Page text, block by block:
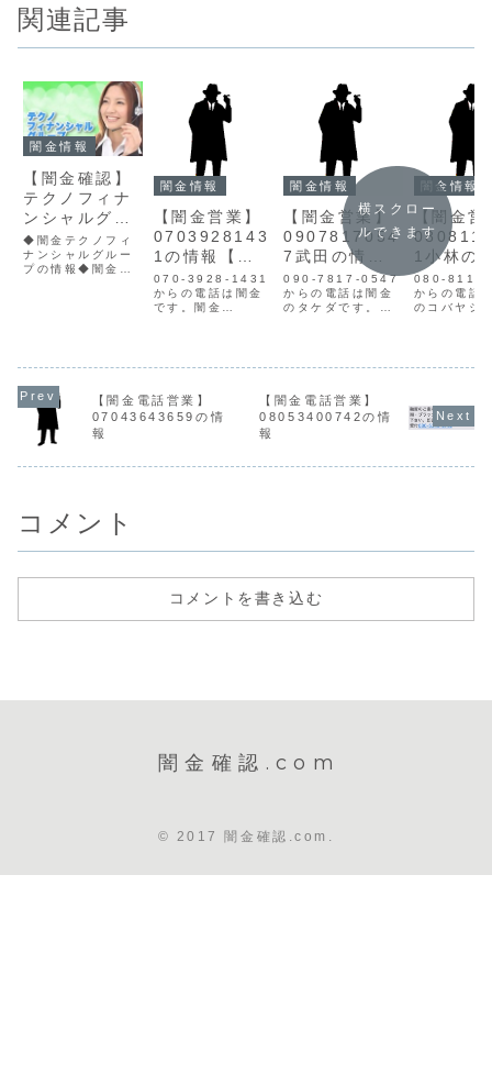
関連記事
闇金情報
【闇金確認】
テクノフィナ
ンシャルグル
ープの情報
◆闇金テクノフィ
ナンシャルグルー
プの情報◆闇金名
チェックすると、
が確認できません
でした。企業情報
も連絡先も無く、
申込フォームだ
闇金情報
【闇金営業】
0703928143
1の情報【迷
惑電話】
070-3928-1431
からの電話は闇金
です。闇金
登録もなく、信用
情報がありませ
ん。最初は丁寧な
対応でも、都合が
な言葉遣いにな
闇金情報
【闇金営業】
0907817054
7武田の情報
【迷惑電話】
090-7817-0547
からの電話は闇金
のタケダです。闇
で元本の倍の利息
を要求してくるヤ
ミ金で、貸金業登
取り立て時は攻撃
闇金情報
【闇金営
1小林の
【迷惑電
080-
からの電話
のコバヤシ
～◇◇10日
日◇◇お☆
横スクロー
ルできます
【闇金電話営業】
07043643659の情
報
【闇金電話営業】
08053400742の情
報
コメント
コメントを書き込む
闇金確認.com
© 2017 闇金確認.com.